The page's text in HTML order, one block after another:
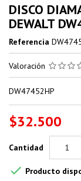
DISCO
DEWALT
Referencia
Valoración
DW47452HP
$32.500
Cantidad
 Producto